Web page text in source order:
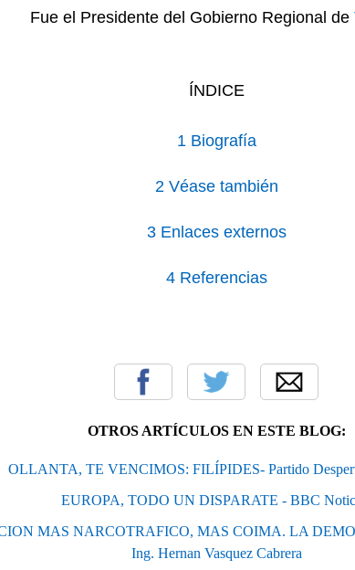
Fue el Presidente del Gobierno Regional de
ÍNDICE
1 Biografía
2 Véase también
3 Enlaces externos
4 Referencias
OTROS ARTÍCULOS EN ESTE BLOG:
OLLANTA, TE VENCIMOS: FILÍPIDES- Partido
EUROPA, TODO UN DISPARATE - BBC
MAS NARCOTRAFICO, MAS COIMA. LA
Ing. Hernan Vasquez Cabrera